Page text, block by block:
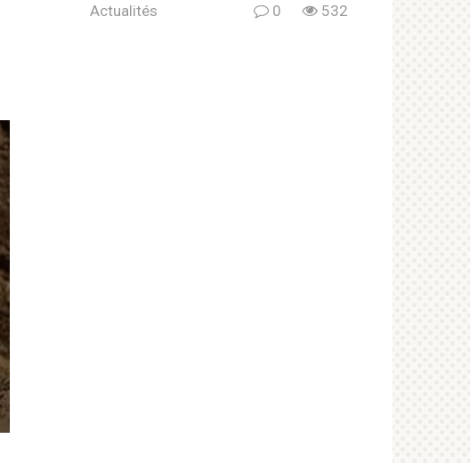
Actualités 0 532